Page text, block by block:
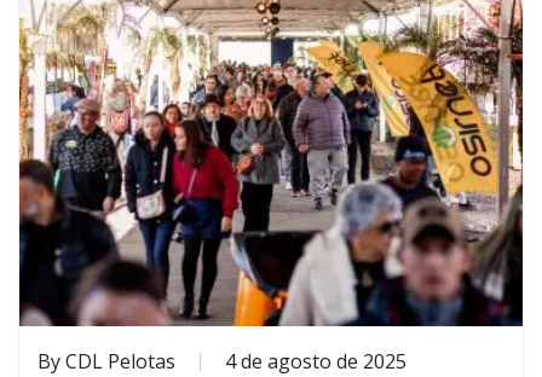
ByCDL Pelotas 4 de agosto de 2025